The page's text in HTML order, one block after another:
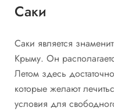
Саки
Саки является
Крыму. Он
Летом здесь
которые желают
условия для